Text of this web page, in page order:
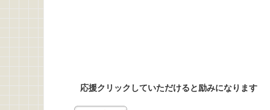
応援クリックしていただけると励みになります